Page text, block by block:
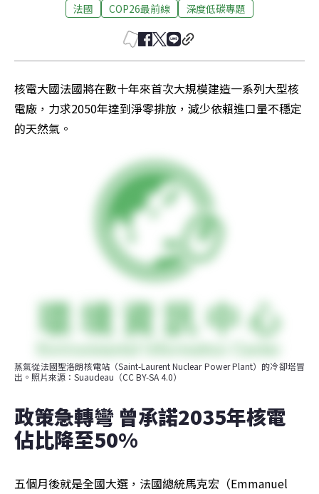
法國 COP26最前線 深度低碳專題
核電大國法國將在數十年來首次大規模建造一系列大型核
電廠，力求2050年達到淨零排放，減少依賴進口量不穩定
的天然氣。
蒸氣從法國聖洛朗核電站（Saint-Laurent Nuclear Power Plant）的冷卻塔冒
出。照片來源：Suaudeau（CC BY-SA 4.0）
政策急轉彎 曾承諾2035年核電
佔比降至50%
五個月後就是全國大選，法國總統馬克宏（Emmanuel